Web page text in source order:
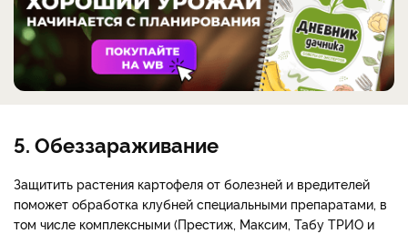
5. Обеззараживание
Защитить растения картофеля от болезней и вредителей
поможет обработка клубней специальными препаратами, в
том числе комплексными (Престиж, Максим, Табу ТРИО и